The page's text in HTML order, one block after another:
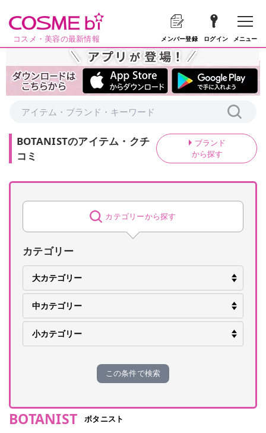
コスメ・美容の最新情報 メンバー登録 ログイン メニュー
BOTANISTのアイテム・クチ
コミ
ブランド
から探す
カテゴリーから探す
カテゴリー
この条件で検索
BOTANIST ボタニスト